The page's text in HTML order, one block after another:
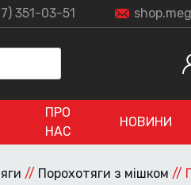
351-03-51
ПРО
НАС
НОВИНИ
// Порохотяги з мішком //